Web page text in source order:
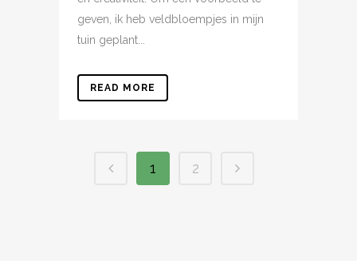
geven, ik heb veldbloempjes in mijn
tuin geplant...
READ MORE
1 2